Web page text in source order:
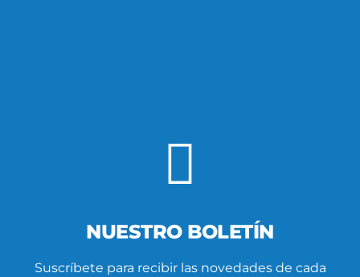
NUESTRO BOLETÍN
Suscríbete para recibir las novedades de cada